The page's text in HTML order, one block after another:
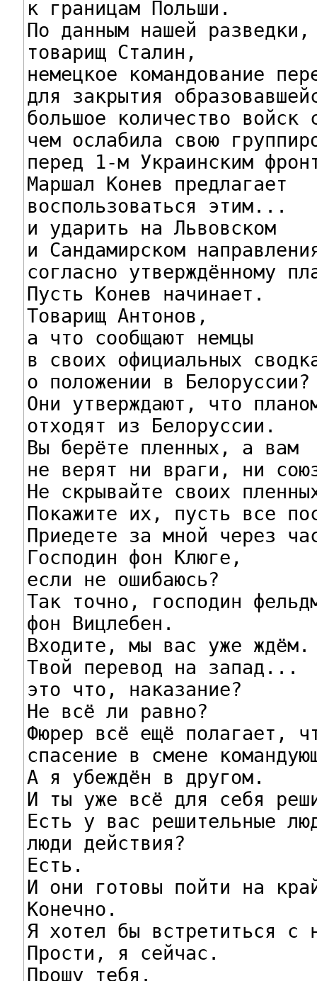
к границам Польши.
По данным нашей разведки,
товарищ Сталин,
немецкое командование
для закрытия
большое количество войск
чем ослабила свою
перед 1-м Украинским
Маршал Конев предлагает
воспользоваться этим...
и ударить на Львовском
и Сандамирском
согласно утверждённому
Пусть Конев начинает.
Товарищ Антонов,
а что сообщают немцы
в своих официальных
о положении в Белоруссии?
Они утверждают, что
отходят из Белоруссии.
Вы берёте пленных, а вам
не верят ни враги, ни
Не скрывайте своих
Покажите их, пусть все
Приедете за мной через
Господин фон Клюге,
если не ошибаюсь?
Так точно, господин
фон Вицлебен.
Входите, мы вас уже ждём.
Твой перевод на запад...
это что, наказание?
Не всё ли равно?
Фюрер всё ещё полагает,
спасение в смене
А я убеждён в другом.
И ты уже всё для себя
Есть у вас решительные
люди действия?
Есть.
И они готовы пойти на
Конечно.
Я хотел бы встретиться с
Прости, я сейчас.
Прошу тебя.